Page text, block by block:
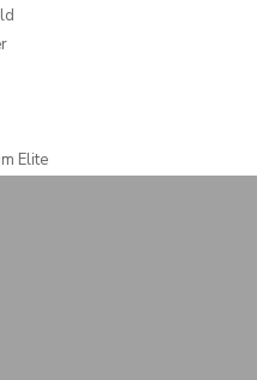
Elite